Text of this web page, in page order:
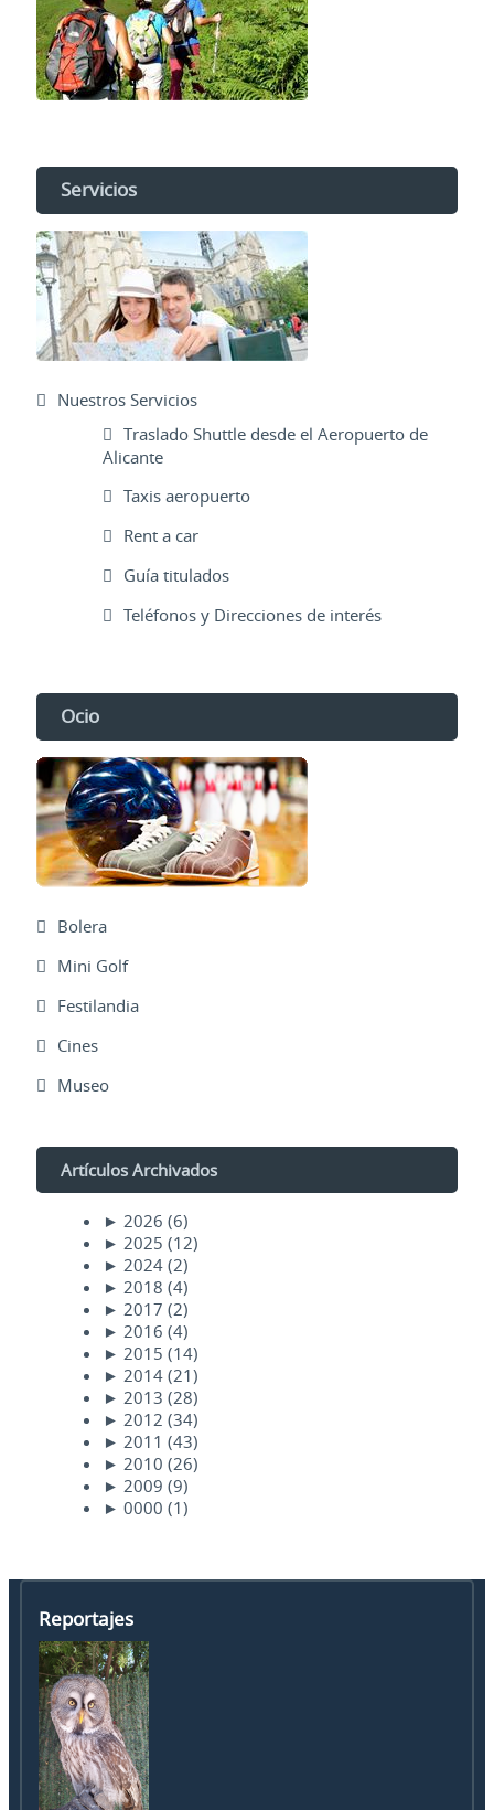
Servicios
Nuestros Servicios
Traslado Shuttle desde el Aeropuerto de
Alicante
Taxis aeropuerto
Rent a car
Guía titulados
Teléfonos y Direcciones de interés
Ocio
Bolera
Mini Golf
Festilandia
Cines
Museo
Artículos Archivados
► 2026 (6)
► 2025 (12)
► 2024 (2)
► 2018 (4)
► 2017 (2)
► 2016 (4)
► 2015 (14)
► 2014 (21)
► 2013 (28)
► 2012 (34)
► 2011 (43)
► 2010 (26)
► 2009 (9)
► 0000 (1)
Reportajes